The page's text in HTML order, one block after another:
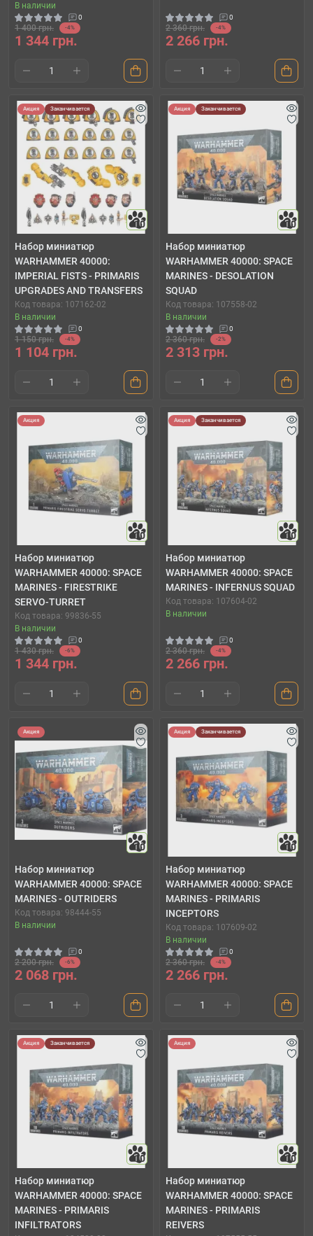
В наличии
0
1 400 грн. -4%
1 344 грн.
0
2 360 грн. -4%
2 266 грн.
Акция Заканчивается
10
Набор миниатюр
WARHAMMER 40000:
IMPERIAL FISTS - PRIMARIS
UPGRADES AND TRANSFERS
Код товара: 107162-02
В наличии
0
1 150 грн. -4%
1 104 грн.
Акция Заканчивается
10
Набор миниатюр
WARHAMMER 40000: SPACE
MARINES - DESOLATION
SQUAD
Код товара: 107558-02
В наличии
0
2 360 грн. -2%
2 313 грн.
Акция
10
Набор миниатюр
WARHAMMER 40000: SPACE
MARINES - FIRESTRIKE
SERVO-TURRET
Код товара: 99836-55
В наличии
0
1 430 грн. -6%
1 344 грн.
Акция Заканчивается
10
Набор миниатюр
WARHAMMER 40000: SPACE
MARINES - INFERNUS SQUAD
Код товара: 107604-02
В наличии
0
2 360 грн. -4%
2 266 грн.
Акция
10
Набор миниатюр
WARHAMMER 40000: SPACE
MARINES - OUTRIDERS
Код товара: 98444-55
В наличии
0
2 200 грн. -6%
2 068 грн.
Акция Заканчивается
10
Набор миниатюр
WARHAMMER 40000: SPACE
MARINES - PRIMARIS
INCEPTORS
Код товара: 107609-02
В наличии
0
2 360 грн. -4%
2 266 грн.
Акция Заканчивается
10
Набор миниатюр
WARHAMMER 40000: SPACE
MARINES - PRIMARIS
INFILTRATORS
Акция
10
Набор миниатюр
WARHAMMER 40000: SPACE
MARINES - PRIMARIS
REIVERS